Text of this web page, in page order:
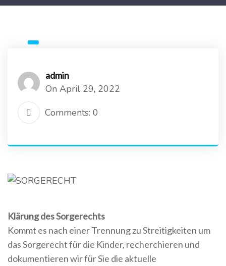
admin
On April 29, 2022
Comments: 0
Klärung des Sorgerechts
Kommt es nach einer Trennung zu Streitigkeiten um
das Sorgerecht für die Kinder, recherchieren und
dokumentieren wir für Sie die aktuelle